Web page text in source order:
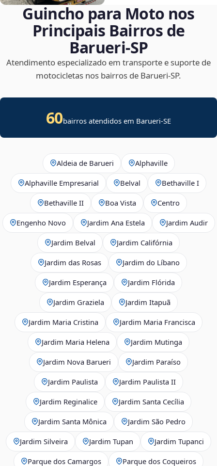
Guincho para Moto nos
Principais Bairros de
Barueri‑SP
Atendimento especializado em transporte e suporte de
motocicletas nos bairros de Barueri‑SP.
60bairros atendidos em Barueri-SE
Aldeia de Barueri Alphaville
Alphaville Empresarial Belval Bethaville I
Bethaville II Boa Vista Centro
Engenho Novo Jardim Ana Estela Jardim Audir
Jardim Belval Jardim Califórnia
Jardim das Rosas Jardim do Líbano
Jardim Esperança Jardim Flórida
Jardim Graziela Jardim Itapuã
Jardim Maria Cristina Jardim Maria Francisca
Jardim Maria Helena Jardim Mutinga
Jardim Nova Barueri Jardim Paraíso
Jardim Paulista Jardim Paulista II
Jardim Reginalice Jardim Santa Cecília
Jardim Santa Mônica Jardim São Pedro
Jardim Silveira Jardim Tupan Jardim Tupanci
Parque dos Camargos Parque dos Coqueiros